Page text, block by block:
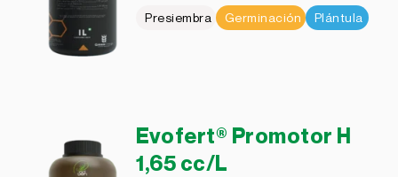
Presiembra Germinación Plántula
Evofert® Promotor H
1,65 cc/L